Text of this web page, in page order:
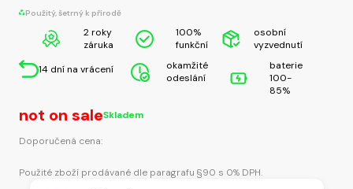
Použitý, šetrný k přírodě
2 roky
záruka
100%
funkční
osobní
vyzvednutí
14 dní na vrácení
okamžité
odeslání
baterie
100-
85%
not on saleSkladem
Doporučená cena:
Použité zboží prodávané dle paragrafu §90 s 0% DPH.